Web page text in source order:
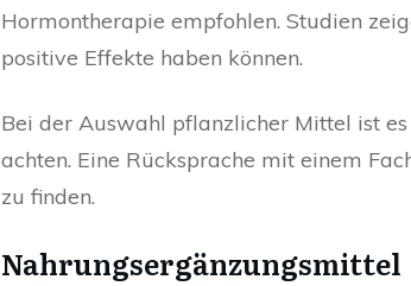
Hormontherapie empfohlen. Studien
positive Effekte haben können.
Bei der Auswahl pflanzlicher Mittel ist
achten. Eine Rücksprache mit einem
zu finden.
Nahrungsergänzungsmittel